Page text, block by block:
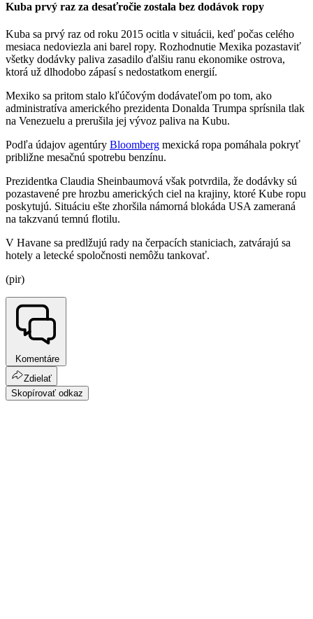
Kuba prvý raz za desaťročie zostala bez dodávok ropy
Kuba sa prvý raz od roku 2015 ocitla v situácii, keď počas celého
mesiaca nedoviezla ani barel ropy. Rozhodnutie Mexika pozastaviť
všetky dodávky paliva zasadilo ďalšiu ranu ekonomike ostrova,
ktorá už dlhodobo zápasí s nedostatkom energií.
Mexiko sa pritom stalo kľúčovým dodávateľom po tom, ako
administratíva amerického prezidenta Donalda Trumpa sprísnila tlak
na Venezuelu a prerušila jej vývoz paliva na Kubu.
Podľa údajov agentúry Bloomberg mexická ropa pomáhala pokryť
približne mesačnú spotrebu benzínu.
Prezidentka Claudia Sheinbaumová však potvrdila, že dodávky sú
pozastavené pre hrozbu amerických ciel na krajiny, ktoré Kube ropu
poskytujú. Situáciu ešte zhoršila námorná blokáda USA zameraná
na takzvanú temnú flotilu.
V Havane sa predlžujú rady na čerpacích staniciach, zatvárajú sa
hotely a letecké spoločnosti nemôžu tankovať.
(pir)
Komentáre
Zdielať
Skopírovať odkaz